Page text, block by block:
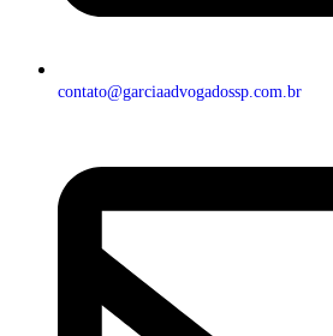
contato@garciaadvogadossp.com.br